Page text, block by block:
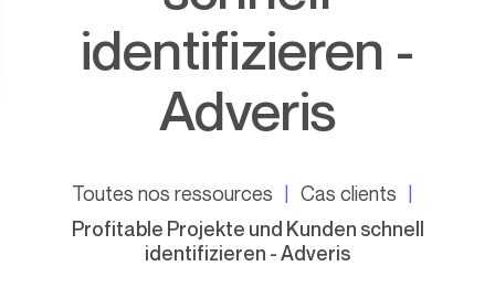
identifizieren -
Adveris
Toutes nos ressources
Cas clients
Profitable Projekte und Kunden schnell
identifizieren - Adveris